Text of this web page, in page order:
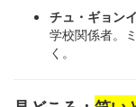
チュ・ギョン
学校関係者。
く。